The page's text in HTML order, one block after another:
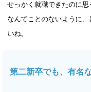
せっかく就職できたのに
なんてことのないように
いね。
第二新卒でも、有名